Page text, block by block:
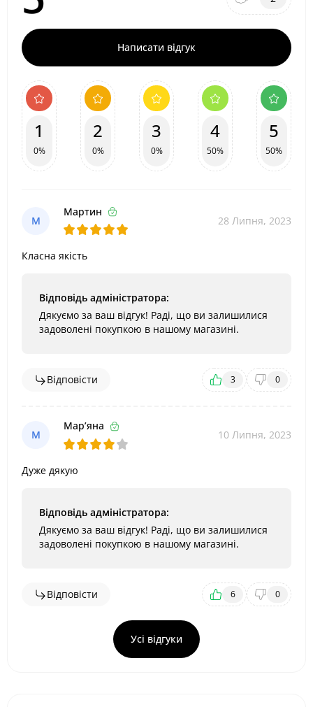
Написати відгук
1
0%
2
0%
3
0%
4
50%
5
50%
М
Мартин
28 Липня, 2023
Класна якість
Відповідь адміністратора:
Дякуємо за ваш відгук! Раді, що ви залишилися
задоволені покупкою в нашому магазині.
Відповісти 3 0
М
Мар’яна
10 Липня, 2023
Дуже дякую
Відповідь адміністратора:
Дякуємо за ваш відгук! Раді, що ви залишилися
задоволені покупкою в нашому магазині.
Відповісти 6 0
Усі відгуки